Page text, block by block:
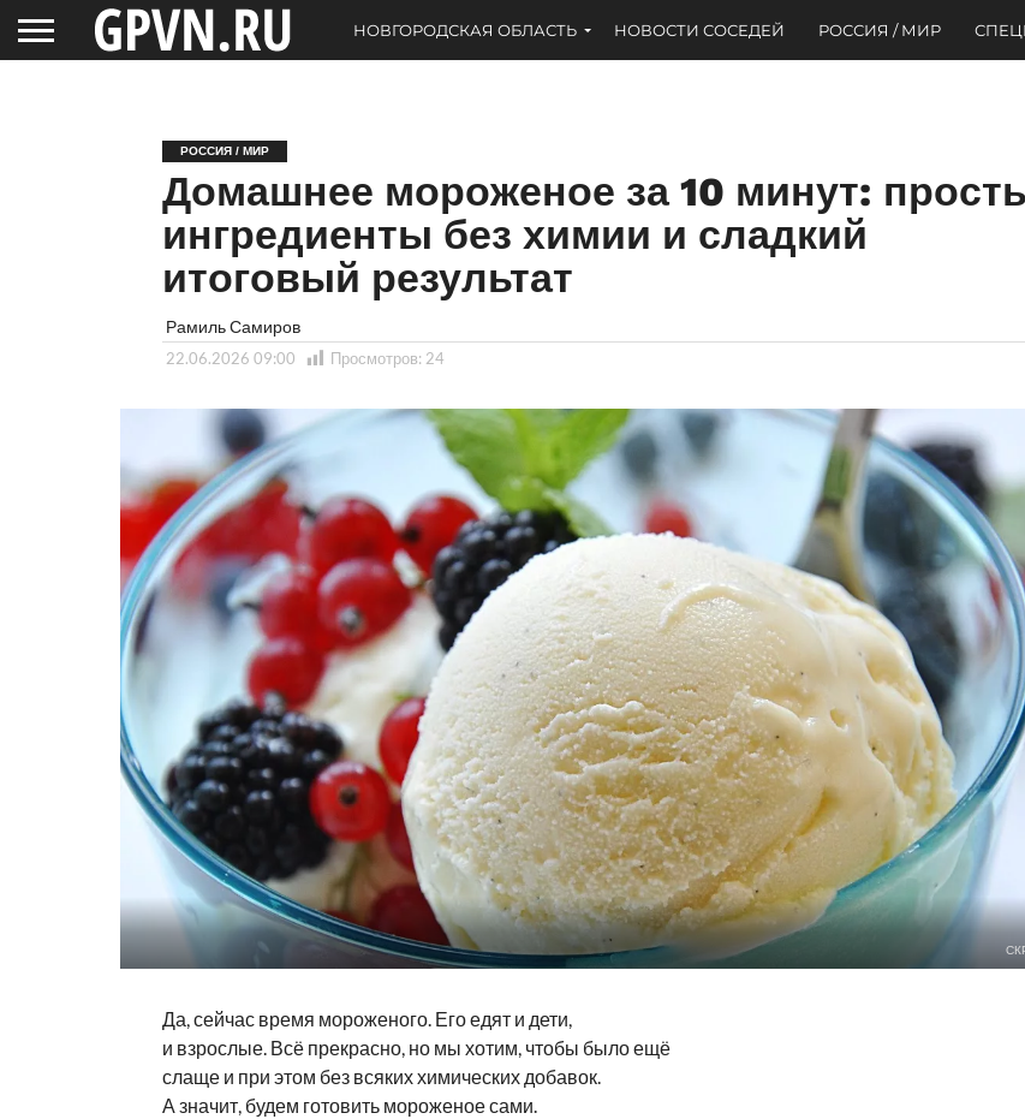
НОВГОРОДСКАЯ ОБЛАСТЬ НОВОСТИ СОСЕДЕЙ РОССИЯ / МИР
РОССИЯ / МИР
Домашнее мороженое за 10 минут:
ингредиенты без химии и сладкий
итоговый результат
Рамиль Самиров
22.06.2026 09:00 Просмотров: 24
Да, сейчас время мороженого. Его едят и дети,
и взрослые. Всё прекрасно, но мы хотим, чтобы было ещё
слаще и при этом без всяких химических добавок.
А значит, будем готовить мороженое сами.